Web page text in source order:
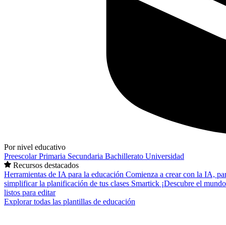
Por nivel educativo
PreescolarPrimaria Secundaria Bachillerato Universidad
Recursos destacados
Herramientas de IA para la educación Comienza a crear con la IA,
simplificar la planificación de tus clases Smartick ¡Descubre el
listos para editar
Explorar todas las plantillas de educación